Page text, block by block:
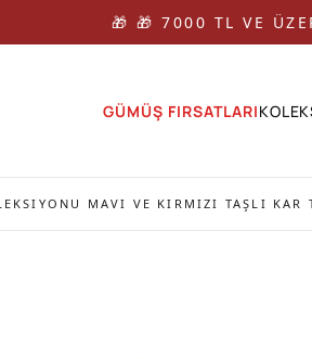
🎁 🎁 7000 TL VE
GÜMÜŞ FIRSATLARI
MAVI VE KIRMIZI TAŞLI KAR